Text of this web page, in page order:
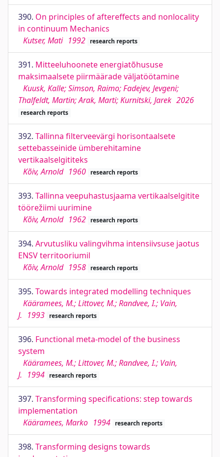
390. On principles of aftereffects and nonlocality
in continuum Mechanics
Kutser, Mati 1992 research reports
391. Mitteeluhoonete energiatõhususe
maksimaalsete piirmäärade väljatöötamine
Kuusk, Kalle; Simson, Raimo; Fadejev, Jevgeni;
Thalfeldt, Martin; Arak, Marti; Kurnitski, Jarek 2026
research reports
392. Tallinna filterveevärgi horisontaalsete
settebasseinide ümberehitamine
vertikaalselgititeks
Kõiv, Arnold 1960 research reports
393. Tallinna veepuhastusjaama vertikaalselgitite
töörežiimi uurimine
Kõiv, Arnold 1962 research reports
394. Arvutusliku valingvihma intensiivsuse jaotus
ENSV territooriumil
Kõiv, Arnold 1958 research reports
395. Towards integrated modelling techniques
Kääramees, M.; Littover, M.; Randvee, I.; Vain,
J. 1993 research reports
396. Functional meta-model of the business
system
Kääramees, M.; Littover, M.; Randvee, I.; Vain,
J. 1994 research reports
397. Transforming specifications: step towards
implementation
Kääramees, Marko 1994 research reports
398. Transforming designs towards